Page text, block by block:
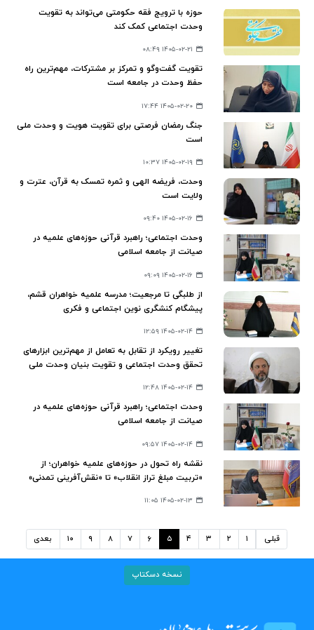
حوزه با ترویج فقه حکومتی می‌تواند به تقویت
وحدت اجتماعی کمک کند
۱۴۰۵-۰۲-۲۱ ۰۸:۴۹
تقویت گفت‌وگو و تمرکز بر مشترکات، مهم‌ترین راه
حفظ وحدت در جامعه است
۱۴۰۵-۰۲-۲۰ ۱۷:۴۴
جنگ رمضان فرصتی برای تقویت هویت و وحدت ملی
است
۱۴۰۵-۰۲-۱۹ ۱۰:۳۷
وحدت، فریضه الهی و ثمره تمسک به قرآن، عترت و
ولایت است
۱۴۰۵-۰۲-۱۶ ۰۹:۴۰
وحدت اجتماعی؛ راهبرد قرآنی حوزه‌های علمیه در
صیانت از جامعه اسلامی
۱۴۰۵-۰۲-۱۶ ۰۹:۰۹
از طلبگی تا مرجعیت؛ مدرسه علمیه خواهران قشم،
پیشگام کنشگری نوین اجتماعی و فکری
۱۴۰۵-۰۲-۱۴ ۱۲:۵۹
تغییر رویکرد از تقابل به تعامل از مهم‌ترین ابزارهای
تحقق وحدت اجتماعی و تقویت بنیان وحدت ملی
۱۴۰۵-۰۲-۱۴ ۱۲:۴۸
وحدت اجتماعی؛ راهبرد قرآنی حوزه‌های علمیه در
صیانت از جامعه اسلامی
۱۴۰۵-۰۲-۱۴ ۰۹:۵۷
نقشه راه تحول در حوزه‌های علمیه خواهران؛ از
«تربیت مبلغ تراز انقلاب» تا «نقش‌آفرینی تمدنی»
۱۴۰۵-۰۲-۱۳ ۱۱:۰۵
قبلی ۱ ۲ ۳ ۴ ۵ ۶ ۷ ۸ ۹ ۱۰ بعدی
نسخه دسکتاپ